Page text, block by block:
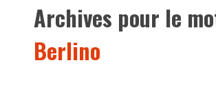
Archives pour le
Berlino